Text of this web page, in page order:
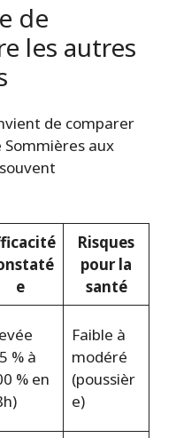
de
les autres
de comparer
aux
e
Risques
pour la
santé
% à
% en
Faible à
modéré
(poussièr
e)